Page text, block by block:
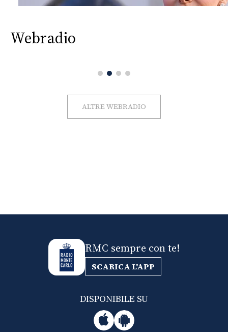
Webradio
ALTRE WEBRADIO
RMC sempre con te!
SCARICA L'APP
DISPONIBILE SU